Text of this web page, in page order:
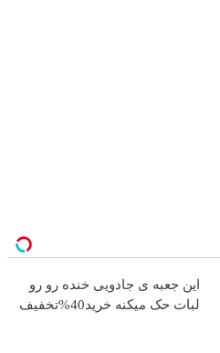
این جعبه ی جادویی خنده رو رو
لبات حک میکنه خرید40%تخفیف